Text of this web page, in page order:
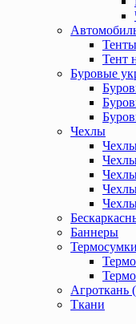
Тент
Буровые
Чехлы
Баннеры
Термосумки
Агроткань
Ткани